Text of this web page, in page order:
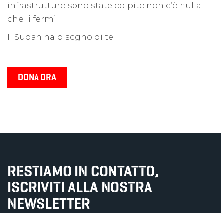
infrastrutture sono state colpite non c’è nulla
che li fermi.
Il Sudan ha bisogno di te.
RESTIAMO IN CONTATTO,
ISCRIVITI ALLA NOSTRA
NEWSLETTER